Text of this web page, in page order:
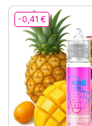
-0,41 €